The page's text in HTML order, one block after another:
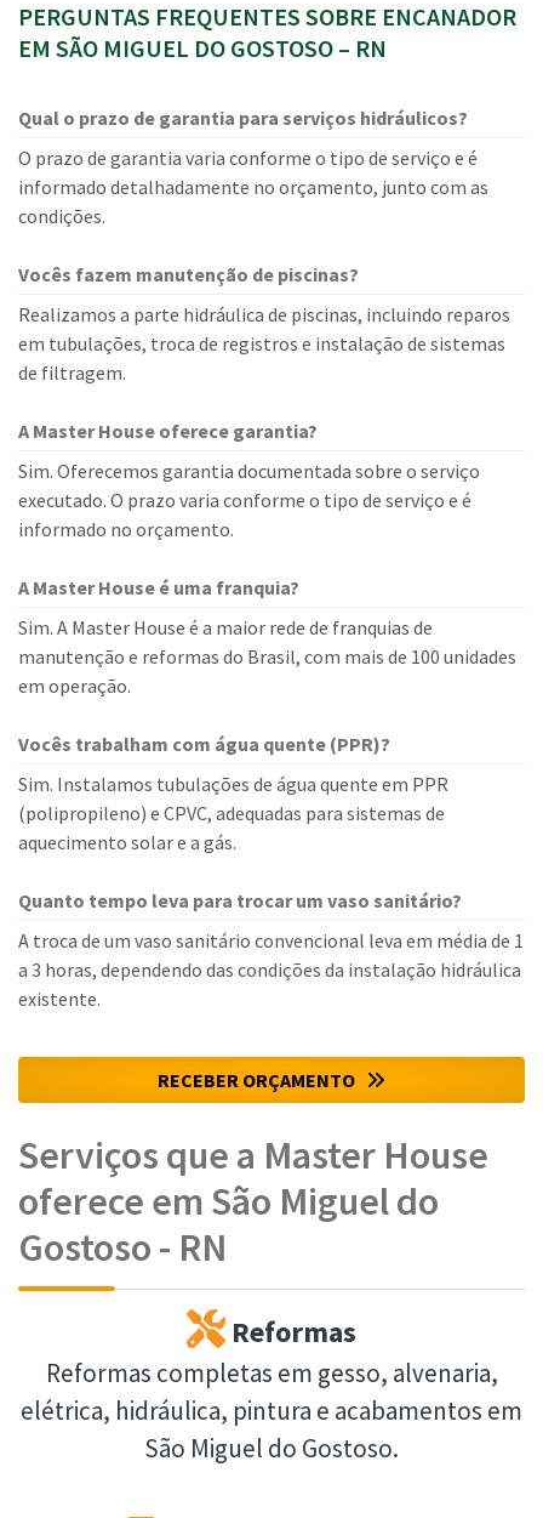
PERGUNTAS FREQUENTES SOBRE ENCANADOR
EM SÃO MIGUEL DO GOSTOSO – RN
Qual o prazo de garantia para serviços hidráulicos?
O prazo de garantia varia conforme o tipo de serviço e é
informado detalhadamente no orçamento, junto com as
condições.
Vocês fazem manutenção de piscinas?
Realizamos a parte hidráulica de piscinas, incluindo reparos
em tubulações, troca de registros e instalação de sistemas
de filtragem.
A Master House oferece garantia?
Sim. Oferecemos garantia documentada sobre o serviço
executado. O prazo varia conforme o tipo de serviço e é
informado no orçamento.
A Master House é uma franquia?
Sim. A Master House é a maior rede de franquias de
manutenção e reformas do Brasil, com mais de 100 unidades
em operação.
Vocês trabalham com água quente (PPR)?
Sim. Instalamos tubulações de água quente em PPR
(polipropileno) e CPVC, adequadas para sistemas de
aquecimento solar e a gás.
Quanto tempo leva para trocar um vaso sanitário?
A troca de um vaso sanitário convencional leva em média de 1
a 3 horas, dependendo das condições da instalação hidráulica
existente.
RECEBER ORÇAMENTO
Serviços que a Master House
oferece em São Miguel do
Gostoso - RN
Reformas
Reformas completas em gesso, alvenaria,
elétrica, hidráulica, pintura e acabamentos em
São Miguel do Gostoso.